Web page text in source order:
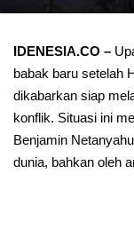
IDENESIA.CO –
babak baru setelah
dikabarkan siap
konflik. Situasi ini
Benjamin
dunia, bahkan oleh